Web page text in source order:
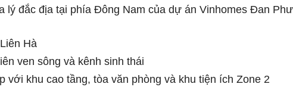
lý đắc địa tại phía Đông Nam của dự án Vinhomes Đan
Hà
ven sông và kênh sinh thái
với khu cao tầng, tòa văn phòng và khu tiện ích Zone 2